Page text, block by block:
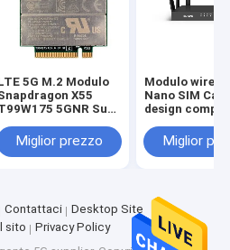
5G M.2 Modulo
X55
5GNR Sub
Miglior prezzo
Modulo
Nano SIM
design
2.0/UART
Miglior
Contattaci
Desktop Site
sito
Privacy Policy